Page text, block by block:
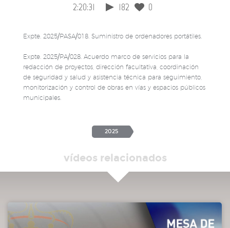
2:20:31 182 0
Expte. 2025/PASA/018. Suministro de ordenadores portátiles.
Expte. 2025/PA/028. Acuerdo marco de servicios para la
redacción de proyectos, dirección facultativa, coordinación
de seguridad y salud y asistencia técnica para seguimiento,
monitorización y control de obras en vías y espacios públicos
municipales.
2025
vídeos relacionados